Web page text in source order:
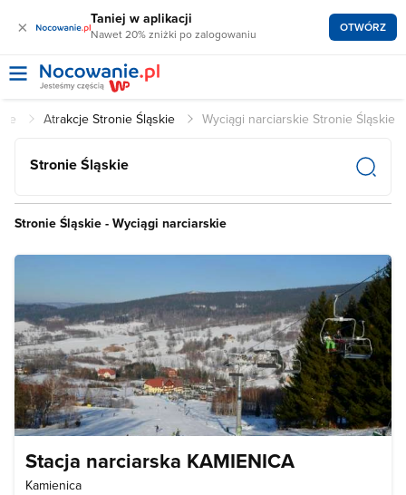
× Taniej w aplikacji
Nawet 20% zniżki po zalogowaniu OTWÓRZ
Atrakcje Stronie Śląskie Wyciągi narciarskie Stronie Śląskie
Stronie Śląskie
Stronie Śląskie - Wyciągi narciarskie
Stacja narciarska KAMIENICA
Kamienica